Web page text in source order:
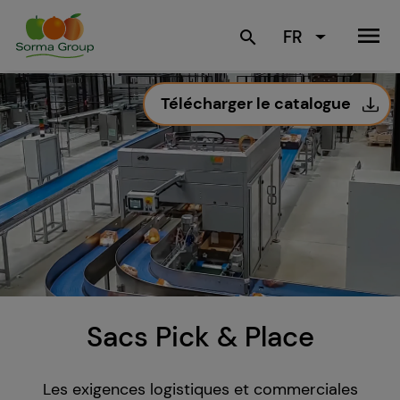
search FR menu
Sacs Pick & Place
Télécharger le catalogue
Les exigences logistiques et commerciales